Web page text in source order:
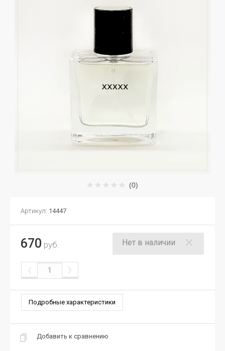
(0)
Артикул: 14447
670 руб. Нет в наличии
Подробные характеристики
Добавить к сравнению